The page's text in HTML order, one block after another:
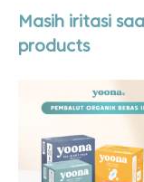
Masih iritasi
products